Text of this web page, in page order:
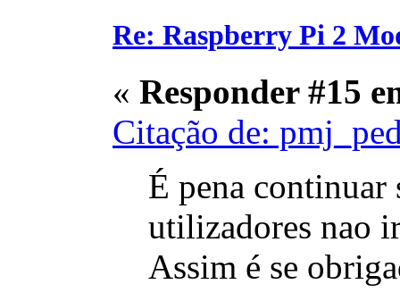
Re: Raspberry Pi 2
« Responder #15
Citação de:
É pena continuar
utilizadores nao
Assim é se